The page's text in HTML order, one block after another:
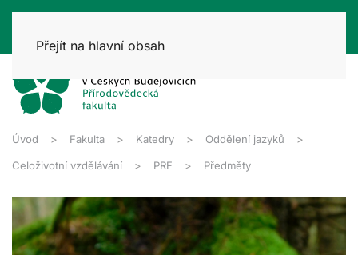
Přejít na hlavní obsah
Úvod Fakulta Katedry Oddělení jazyků
Celoživotní vzdělávání PRF Předměty